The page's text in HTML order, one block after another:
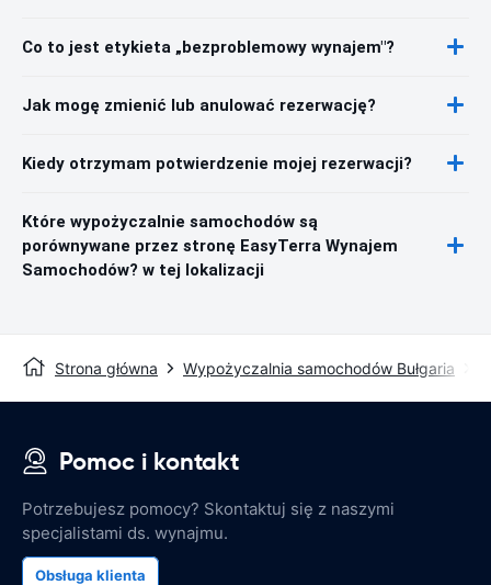
Co to jest etykieta „bezproblemowy wynajem"?
Jak mogę zmienić lub anulować rezerwację?
Kiedy otrzymam potwierdzenie mojej rezerwacji?
Które wypożyczalnie samochodów są
porównywane przez stronę EasyTerra Wynajem
Samochodów? w tej lokalizacji
Strona główna Wypożyczalnia samochodów Bułgaria
Pomoc i kontakt
Potrzebujesz pomocy? Skontaktuj się z naszymi
specjalistami ds. wynajmu.
Obsługa klienta